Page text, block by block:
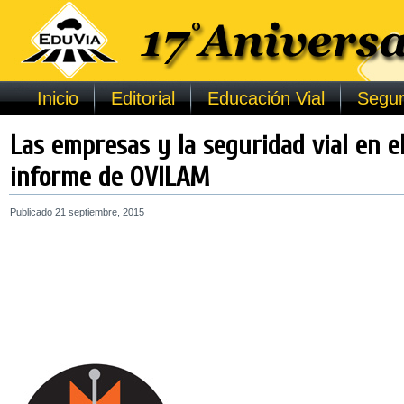
Inicio Editorial Educación Vial
Las empresas y la seguridad vial en
informe de OVILAM
Publicado 21 septiembre, 2015